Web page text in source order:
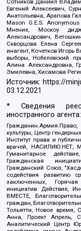
Сотников Даниил
Евгений Алексеевич,
Анатольевна, Арапова
Mason G.E.S.
Мнение, Москоу
Александрович,
Скворцова Елена
инагент, Кочетков Игорь
выборы, Нобелевский
Алина Александровна,
Эмилевна, Хисамова
Источник: https://
03.12.2021
* Сведения
иностранного агента:
культуры, Центр
Институт права и
врачей, НАСИЛИЮ.НЕТ,
Гуманитарное
Гражданская
Гражданский Союз,
содействия развитию
заключенных,
инициатив Действие,
ВМЕСТЕ,
граждан,
Тольятти, Новое время,
Анна, Проект Апрель,
Аналитический Центр